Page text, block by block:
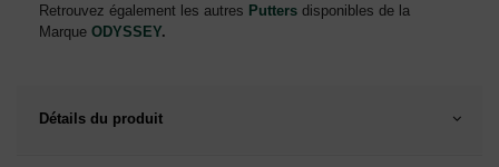
Retrouvez également les autres Putters disponibles de la
Marque ODYSSEY.
Détails du produit